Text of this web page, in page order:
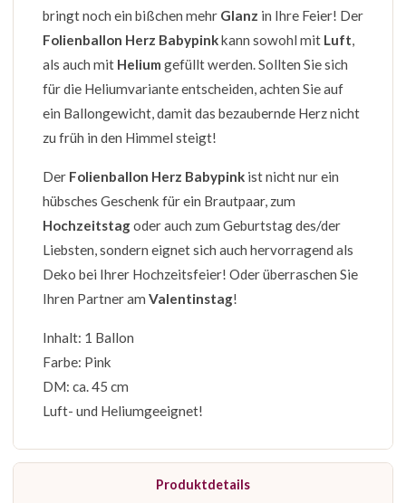
bringt noch ein bißchen mehr Glanz in Ihre Feier! Der
Folienballon Herz Babypinkkann sowohl mit Luft,
als auch mit Helium gefüllt werden. Sollten Sie sich
für die Heliumvariante entscheiden, achten Sie auf
ein Ballongewicht, damit das bezaubernde Herz nicht
zu früh in den Himmel steigt!
Der Folienballon Herz Babypink ist nicht nur ein
hübsches Geschenk für ein Brautpaar, zum
Hochzeitstagoder auch zum Geburtstag des/der
Liebsten, sondern eignet sich auch hervorragend als
Deko bei Ihrer Hochzeitsfeier! Oder überraschen Sie
Ihren Partner am Valentinstag!
Inhalt: 1 Ballon
Farbe: Pink
DM: ca. 45 cm
Luft- und Heliumgeeignet!
Produktdetails